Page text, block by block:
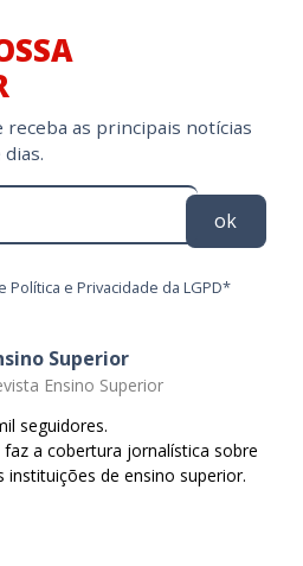
receba as principais notícias
ok
Política e Privacidade da LGPD*
Superior
Ensino Superior
seguidores.
a cobertura jornalística sobre
instituições de ensino superior.